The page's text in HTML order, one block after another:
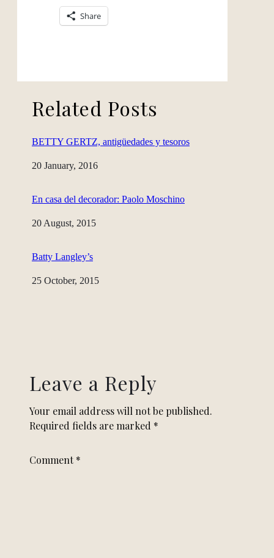
Share
Related Posts
BETTY GERTZ, antigüedades y tesoros
Date
20 January, 2016
En casa del decorador: Paolo Moschino
Date
20 August, 2015
Batty Langley’s
Date
25 October, 2015
Leave a Reply
Your email address will not be published.
Required fields are marked *
Comment*